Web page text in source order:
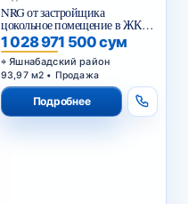
NRG от застройщика
цокольное помещение в ЖК
«NRG Yangi Baxt »
1 028 971 500 сум
Яшнабадский район
93,97 м2 • Продажа
Подробнее